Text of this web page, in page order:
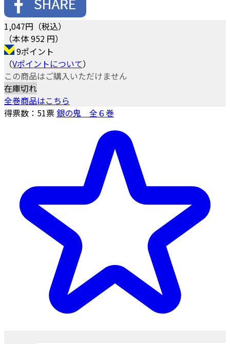
1,047円（税込）
（本体 952 円）
9ポイント
（Vポイントについて）
この商品はご購入いただけません
在庫切れ
全巻商品はこちら
得票数： 51票 銀の鬼 全６巻